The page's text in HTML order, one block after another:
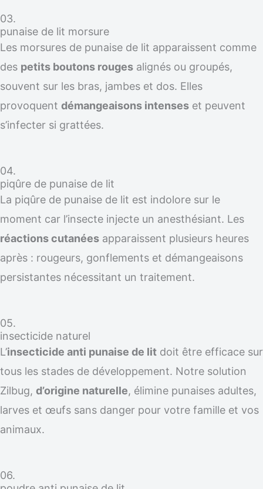
03.
punaise de lit morsure
Les morsures de punaise de lit apparaissent comme
des petits boutons rouges alignés ou groupés,
souvent sur les bras, jambes et dos. Elles
provoquent démangeaisons intenses et peuvent
s’infecter si grattées.
04.
piqûre de punaise de lit
La piqûre de punaise de lit est indolore sur le
moment car l’insecte injecte un anesthésiant. Les
réactions cutanées apparaissent plusieurs heures
après : rougeurs, gonflements et démangeaisons
persistantes nécessitant un traitement.
05.
insecticide naturel
L’insecticide anti punaise de lit doit être efficace sur
tous les stades de développement. Notre solution
Zilbug, d’origine naturelle, élimine punaises adultes,
larves et œufs sans danger pour votre famille et vos
animaux.
06.